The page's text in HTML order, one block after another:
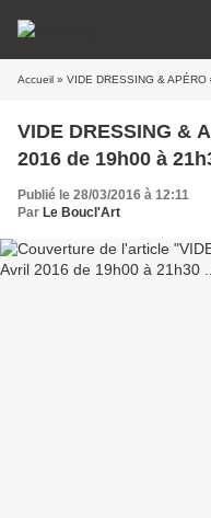
Accueil » VIDE DRESSING &
VIDE DRESSING &
2016 de 19h00 à
Publié le 28/03/2016 à 12:11
Par Le Boucl'Art